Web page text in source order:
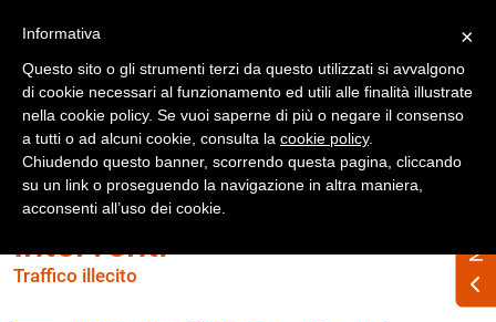
Accedi
Interventi
Traffico illecito
×
Informativa
Questo sito o gli strumenti terzi da questo utilizzati si avvalgono
di cookie necessari al funzionamento ed utili alle finalità illustrate
nella cookie policy. Se vuoi saperne di più o negare il consenso
a tutti o ad alcuni cookie, consulta la cookie policy.
Chiudendo questo banner, scorrendo questa pagina, cliccando
su un link o proseguendo la navigazione in altra maniera,
acconsenti all’uso dei cookie.